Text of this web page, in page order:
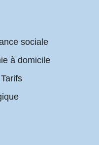
sociale
à domicile